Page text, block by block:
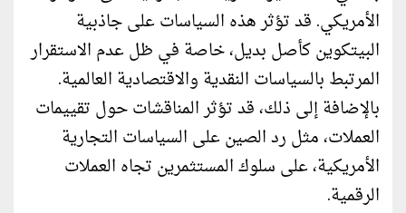
الأمريكي. قد تؤثر هذه السياسات على جاذبية
البيتكوين كأصل بديل، خاصة في ظل عدم الاستقرار
المرتبط بالسياسات النقدية والاقتصادية العالمية.
بالإضافة إلى ذلك، قد تؤثر المناقشات حول تقييمات
العملات، مثل رد الصين على السياسات التجارية
الأمريكية، على سلوك المستثمرين تجاه العملات
الرقمية.